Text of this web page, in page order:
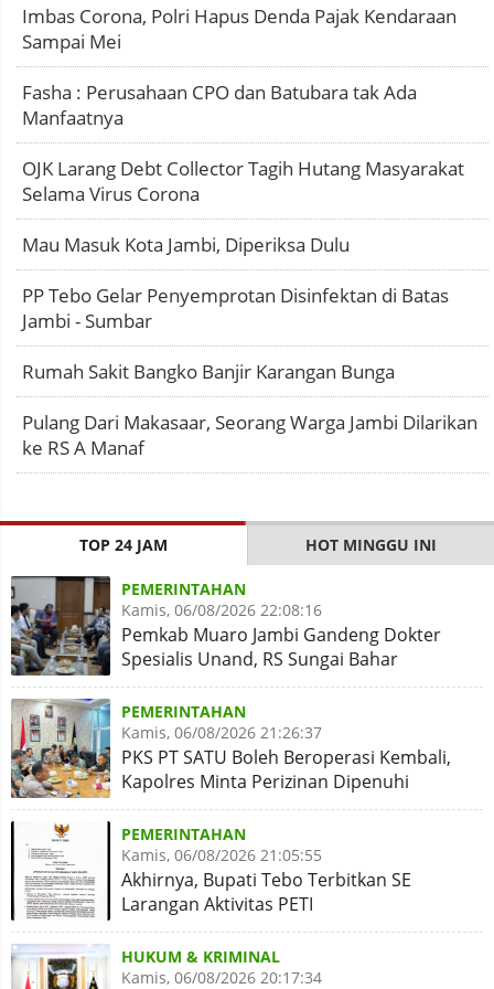
Imbas Corona, Polri Hapus Denda Pajak Kendaraan
Sampai Mei
Fasha : Perusahaan CPO dan Batubara tak Ada
Manfaatnya
OJK Larang Debt Collector Tagih Hutang Masyarakat
Selama Virus Corona
Mau Masuk Kota Jambi, Diperiksa Dulu
PP Tebo Gelar Penyemprotan Disinfektan di Batas
Jambi - Sumbar
Rumah Sakit Bangko Banjir Karangan Bunga
Pulang Dari Makasaar, Seorang Warga Jambi Dilarikan
ke RS A Manaf
TOP 24 JAM HOT MINGGU INI
PEMERINTAHAN
Kamis, 06/08/2026 22:08:16
Pemkab Muaro Jambi Gandeng Dokter
Spesialis Unand, RS Sungai Bahar
Disiapkan Naik Kelas
PEMERINTAHAN
Kamis, 06/08/2026 21:26:37
PKS PT SATU Boleh Beroperasi Kembali,
Kapolres Minta Perizinan Dipenuhi
PEMERINTAHAN
Kamis, 06/08/2026 21:05:55
Akhirnya, Bupati Tebo Terbitkan SE
Larangan Aktivitas PETI
HUKUM & KRIMINAL
Kamis, 06/08/2026 20:17:34